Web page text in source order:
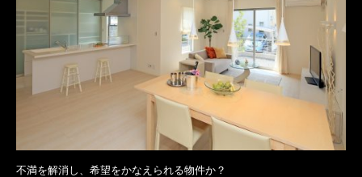
不満を解消し、希望をかなえられる物件か？